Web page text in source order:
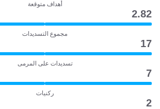
أهداف متوقعة
2.82
مجموع التسديدات
17
تسديدات على المرمى
7
ركنيات
2